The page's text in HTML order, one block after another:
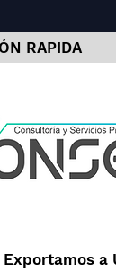
RAPIDA
Exportamos a